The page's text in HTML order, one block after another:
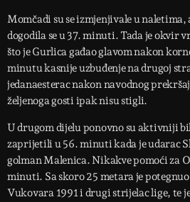
Momčadi su se izmjenjivale u
dogodila se u 37. minuti. Tada je okvir
što je Gurlica gađao glavom nakon
minutu kasnije uzbuđenje na drugoj
jedanaesterac nakon navodnog
željenoga gosti ipak nisu stigli.
U drugom dijelu ponovno su aktivniji
zaprijetili u 56. minuti kada je udarac
golman Malenica. Nikakve pomoći za
minuti. Sa skoro 25 metara je
Vukovara 1991 i drugi strijelac lige, te